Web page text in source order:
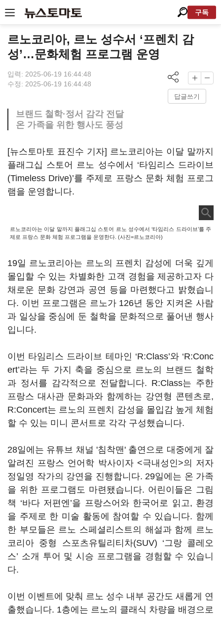
구독
르노코리아, 르노 성수서 ‘프렌치 감
성’…문화체험 프로그램 운영
입력: 2025-06-19 16:44:48
수정: 2025-06-19 16:44:48
답글쓰기
브랜드 철학·정서 감각 전달
온 가족을 위한 행사도 풍성
[뉴스토마토 표진수 기자] 르노코리아는 이달 말까지
플래그십 스토어 르노 성수에서 ‘타임리스 드라이브
(Timeless Drive)’를 주제로 프랑스 문화 체험 프로그
램을 운영합니다.
르노코리아는 이달 말까지 플래그십 스토어 르노 성수에서 ‘타임리스 드라이브’를 주
제로 프랑스 문화 체험 프로그램을 운영한다. (사진=르노코리아)
19일 르노코리아는 르노의 프렌치 감성에 더욱 깊게
몰입할 수 있는 차별화한 고객 경험을 제공하고자 다
채로운 문화 강연과 공연 등을 마련했다고 밝혔습니
다. 이번 프로그램은 르노가 126년 동안 지켜온 사람
과 일상을 중심에 둔 철학을 문화적으로 풀어낸 행사
입니다.
이번 타임리스 드라이브 테마인 ‘R:Class’와 ‘R:Conc
ert’라는 두 가지 축을 중심으로 르노의 브랜드 철학
과 정서를 감각적으로 전달합니다. R:Class는 주한
프랑스 대사관 문화과와 함께하는 강연형 콘텐츠로,
R:Concert는 르노의 프렌치 감성을 몰입감 높게 체험
할 수 있는 미니 콘서트로 각각 구성했습니다.
28일에는 유튜브 채널 '침착맨' 출연으로 대중에게 잘
알려진 프랑스 언어학 박사이자 <극내성인>의 저자
정일영 작가의 강연을 진행합니다. 29일에는 온 가족
을 위한 프로그램도 마련됐습니다. 어린이들은 그림
책 ‘바다 저편엔’을 프랑스어와 한국어로 읽고, 환경
을 주제로 한 미술 활동에 참여할 수 있습니다. 함께
한 부모들은 르노 스페셜리스트의 해설과 함께 르노
코리아 중형 스포츠유틸리티차(SUV) ‘그랑 콜레오
스’ 소개 투어 및 시승 프로그램을 경험할 수 있습니
다.
이번 이벤트에 맞춰 르노 성수 내부 공간도 새롭게 연
출했습니다. 1층에는 르노의 클래식 차량을 배경으로